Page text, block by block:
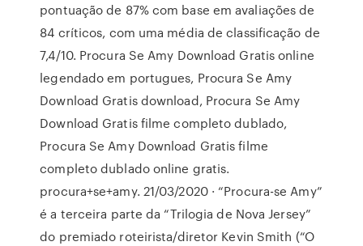
pontuação de 87% com base em avaliações de
84 críticos, com uma média de classificação de
7,4/10. Procura Se Amy Download Gratis online
legendado em portugues, Procura Se Amy
Download Gratis download, Procura Se Amy
Download Gratis filme completo dublado,
Procura Se Amy Download Gratis filme
completo dublado online gratis.
procura+se+amy. 21/03/2020 · “Procura-se Amy”
é a terceira parte da “Trilogia de Nova Jersey”
do premiado roteirista/diretor Kevin Smith (“O